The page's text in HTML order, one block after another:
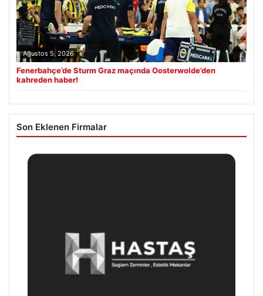
Ağustos 5, 2026
Fenerbahçe’de Sturm Graz maçında Oosterwolde’den
kahreden haber!
Son Eklenen Firmalar